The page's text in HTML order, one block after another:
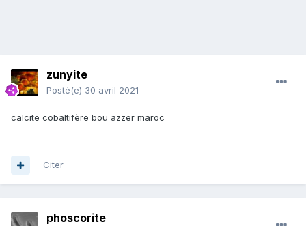
zunyite
Posté(e) 30 avril 2021
calcite cobaltifère bou azzer maroc
Citer
phoscorite